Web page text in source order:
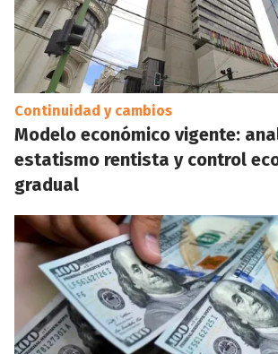
Continuidad y cambios
Modelo económico vigente:
estatismo rentista y control
gradual